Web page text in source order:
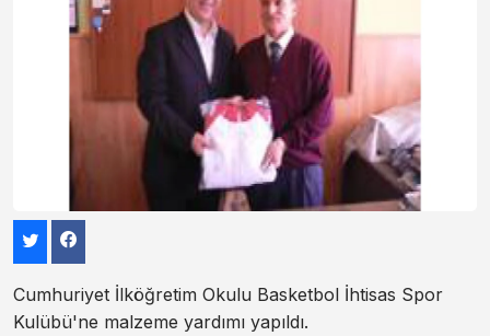
Cumhuriyet İlköğretim Okulu Basketbol İhtisas Spor
Kulübü'ne malzeme yardımı yapıldı.